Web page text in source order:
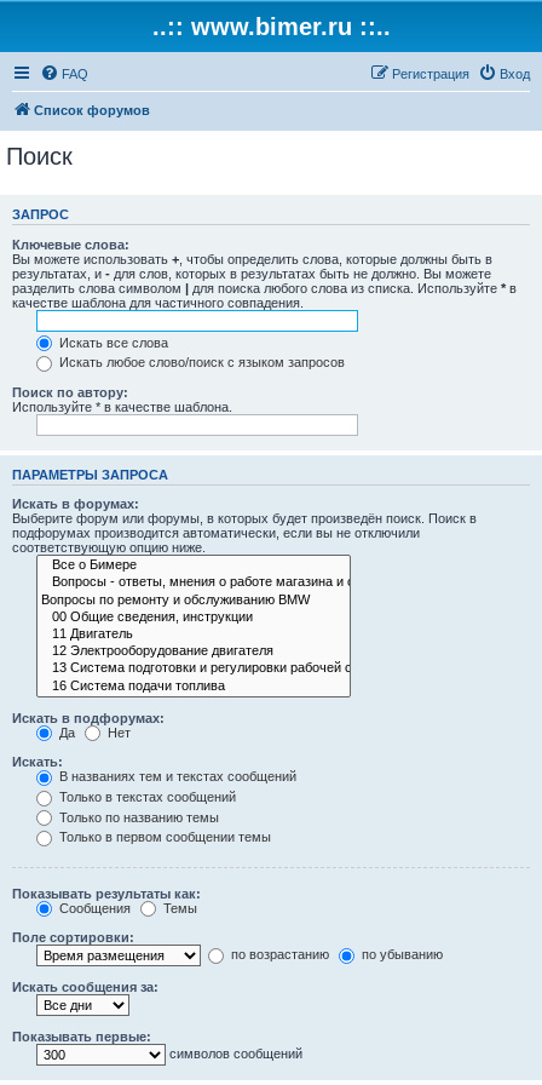
..:: www.bimer.ru ::..
FAQ Вход
Регистрация
Список форумов
Поиск
ЗАПРОС
Ключевые слова:
Вы можете использовать + , чтобы определить слова, которые должны быть в
результатах, и - для слов, которых в результатах быть не должно. Вы можете
разделить слова символом | для поиска любого слова из списка. Используйте * в
качестве шаблона для частичного совпадения.
Искать все слова
Искать любое слово/поиск с языком запросов
Поиск по автору:
Используйте * в качестве шаблона.
ПАРАМЕТРЫ ЗАПРОСА
Искать в форумах:
Выберите форум или форумы, в которых будет произведён поиск. Поиск в
подфорумах производится автоматически, если вы не отключили
соответствующую опцию ниже.
Искать в подфорумах:
Да
Нет
Искать:
В названиях тем и текстах сообщений
Только в текстах сообщений
Только по названию темы
Только в первом сообщении темы
Показывать результаты как:
Сообщения
Темы
Поле сортировки:
по возрастанию
по убыванию
Искать сообщения за:
Показывать первые:
символов сообщений